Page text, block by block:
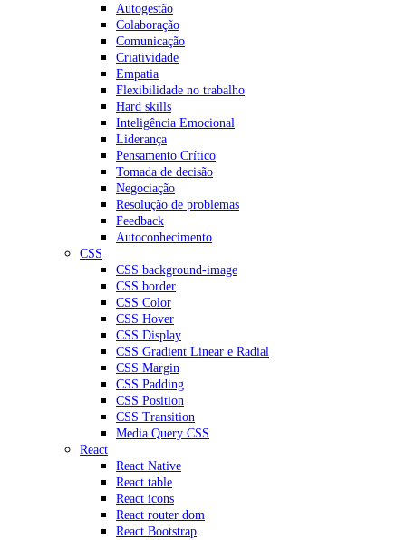
Autogestão
Colaboração
Comunicação
Criatividade
Empatia
Flexibilidade no trabalho
Hard skills
Inteligência Emocional
Liderança
Pensamento Crítico
Tomada de decisão
Negociação
Resolução de problemas
Feedback
Autoconhecimento
CSS
CSS background-image
CSS border
CSS Color
CSS Hover
CSS Display
CSS Gradient Linear e Radial
CSS Margin
CSS Padding
CSS Position
CSS Transition
Media Query CSS
React
React Native
React table
React icons
React router dom
React Bootstrap